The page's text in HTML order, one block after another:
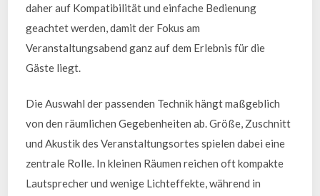
daher auf Kompatibilität und einfache Bedienung
geachtet werden, damit der Fokus am
Veranstaltungsabend ganz auf dem Erlebnis für die
Gäste liegt.
Die Auswahl der passenden Technik hängt maßgeblich
von den räumlichen Gegebenheiten ab. Größe, Zuschnitt
und Akustik des Veranstaltungsortes spielen dabei eine
zentrale Rolle. In kleinen Räumen reichen oft kompakte
Lautsprecher und wenige Lichteffekte, während in